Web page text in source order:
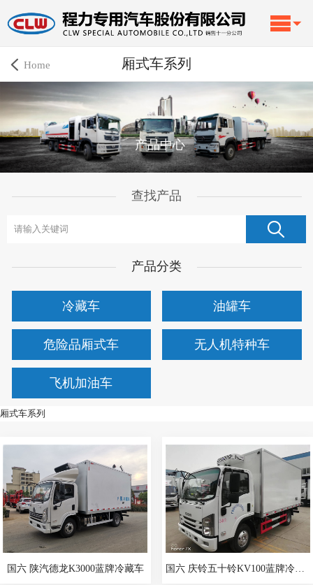
Home 厢式车系列
产品中心
查找产品
产品分类
冷藏车 油罐车
危险品厢式车 无人机特种车
飞机加油车
厢式车系列
国六 陕汽德龙K3000蓝牌冷藏车 国六 庆铃五十铃KV100蓝牌冷藏车